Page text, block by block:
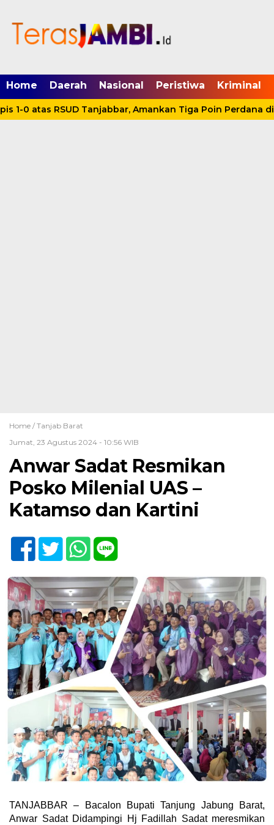
Home Daerah Nasional Peristiwa Kriminal
1-0 atas RSUD Tanjabbar, Amankan Tiga Poin Perdana di
Home / Tanjab Barat
Jumat, 23 Agustus 2024 - 10:56 WIB
Anwar Sadat Resmikan
Posko Milenial UAS –
Katamso dan Kartini
TANJABBAR – Bacalon Bupati Tanjung Jabung Barat,
Anwar Sadat Didampingi Hj Fadillah Sadat meresmikan